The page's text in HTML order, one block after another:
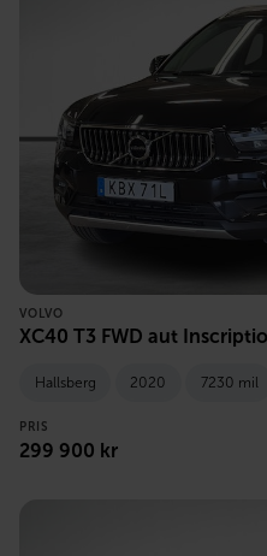
VOLVO
XC40 T3 FWD aut
Hallsberg 2020 7230 mil
PRIS
299 900 kr